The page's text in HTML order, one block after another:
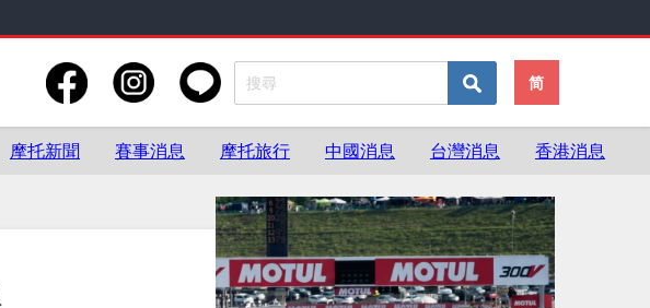
简
摩托新聞 賽事消息 摩托旅行 中國消息 台灣消息 香港消息